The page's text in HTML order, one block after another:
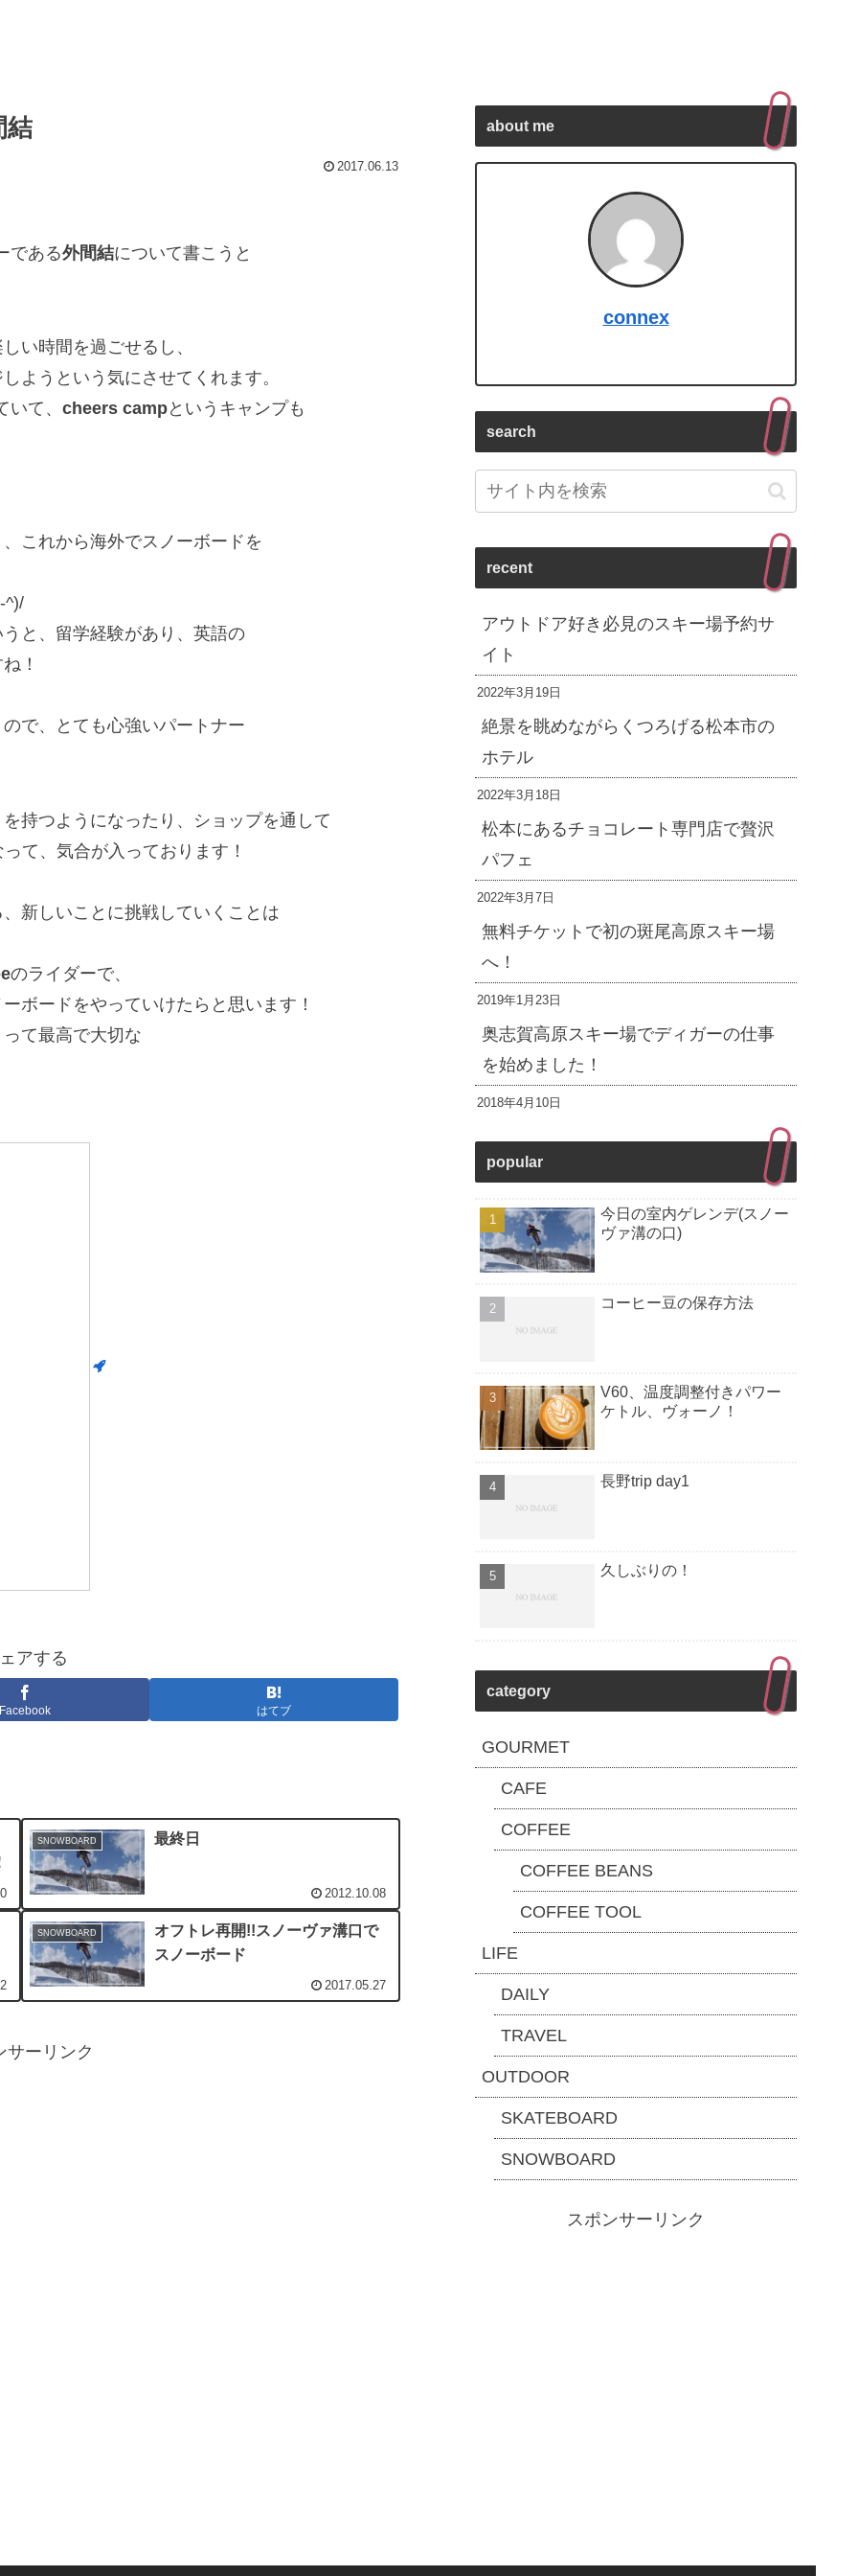
結
2017.06.13
である外間結について書こうと
い時間を過ごせるし、
ようという気にさせてくれます。
て、 cheers campというキャンプも
これから海外でスノーボードを
^)/
と、留学経験があり、英語の
！
で、とても心強いパートナー
持つようになったり、ショップを通して
て、気合が入っております！
新しいことに挑戦していくことは
のライダーで、
ボードをやっていけたらと思います！
て最高で大切な
アする
Facebook はてブ
SNOWBOARD 最終日
2012.10.08
SNOWBOARD
オフトレ再開!!スノーヴァ溝口で
スノーボード
2017.05.27
サーリンク
about me
connex
search
recent
アウトドア好き必見のスキー場予約サ
イト
2022年3月19日
絶景を眺めながらくつろげる松本市の
ホテル
2022年3月18日
松本にあるチョコレート専門店で贅沢
パフェ
2022年3月7日
無料チケットで初の斑尾高原スキー場
へ！
2019年1月23日
奥志賀高原スキー場でディガーの仕事
を始めました！
2018年4月10日
popular
今日の室内ゲレンデ(スノー
ヴァ溝の口)
コーヒー豆の保存方法
V60、温度調整付きパワー
ケトル、ヴォーノ！
長野trip day1
久しぶりの！
category
GOURMET
CAFE
COFFEE
COFFEE BEANS
COFFEE TOOL
LIFE
DAILY
TRAVEL
OUTDOOR
SKATEBOARD
SNOWBOARD
スポンサーリンク